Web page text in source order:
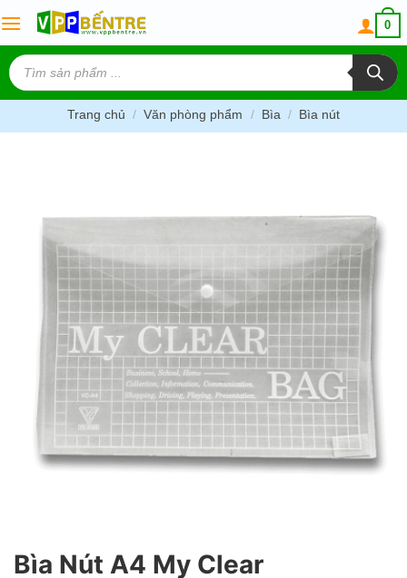
to
content
0
Tìm
kiếm
sản
phẩm
Trang chủ / Văn phòng phẩm / Bìa / Bìa nút
Bìa Nút A4 My Clear